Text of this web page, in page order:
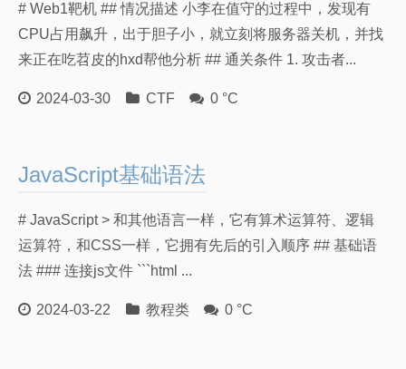
# Web1靶机 ## 情况描述 小李在值守的过程中，发现有
CPU占用飙升，出于胆子小，就立刻将服务器关机，并找
来正在吃苕皮的hxd帮他分析 ## 通关条件 1. 攻击者...
2024-03-30 CTF 0 °C
JavaScript基础语法
# JavaScript > 和其他语言一样，它有算术运算符、逻辑
运算符，和CSS一样，它拥有先后的引入顺序 ## 基础语
法 ### 连接js文件 ```html ...
2024-03-22 教程类 0 °C